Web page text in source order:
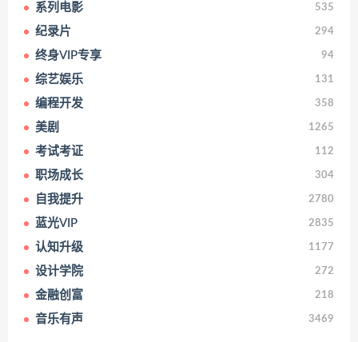
系列电影 535
纪录片 294
终身VIP专享 94
综艺娱乐 131
编程开发 358
美剧 1265
考试考证 112
职场成长 304
自我提升 2780
蓝光VIP 2835
认知升级 1177
设计学院 272
金融创富 218
音乐有声 3469